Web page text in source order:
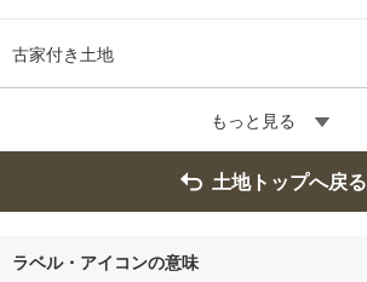
古家付き土地
もっと見る
土地トップへ戻る
ラベル・アイコンの意味